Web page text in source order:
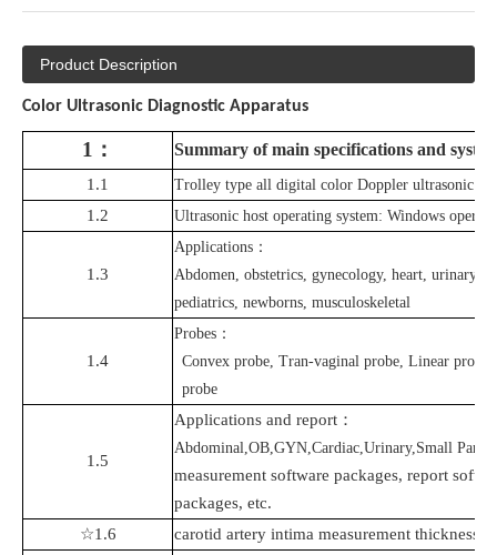
Product Description
Color Ultrasonic Diagnostic Apparatus
1 ： Summary of main specifications and
1.1 Trolley type all digital color Doppler ultrasonic
1.2 Ultrasonic host operating system: Windows
1.3
Applications ：
Abdomen, obstetrics, gynecology, heart, urinary
pediatrics, newborns, musculoskeletal
1.4
Probes ：
Convex probe, Tran-vaginal probe, Linear
probe
1.5
Applications and report ：
Abdominal,OB,GYN,Cardiac,Urinary,Small
measurement software packages, report
packages, etc.
☆1.6
carotid artery intima measurement thickness(